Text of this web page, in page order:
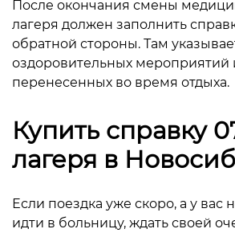
После окончания смены
лагеря должен заполнить
обратной стороны. Там
оздоровительных мероприятий
перенесенных во время отдыха.
Купить справку
лагеря в
Если поездка уже скоро, а у вас
идти в больницу, ждать своей